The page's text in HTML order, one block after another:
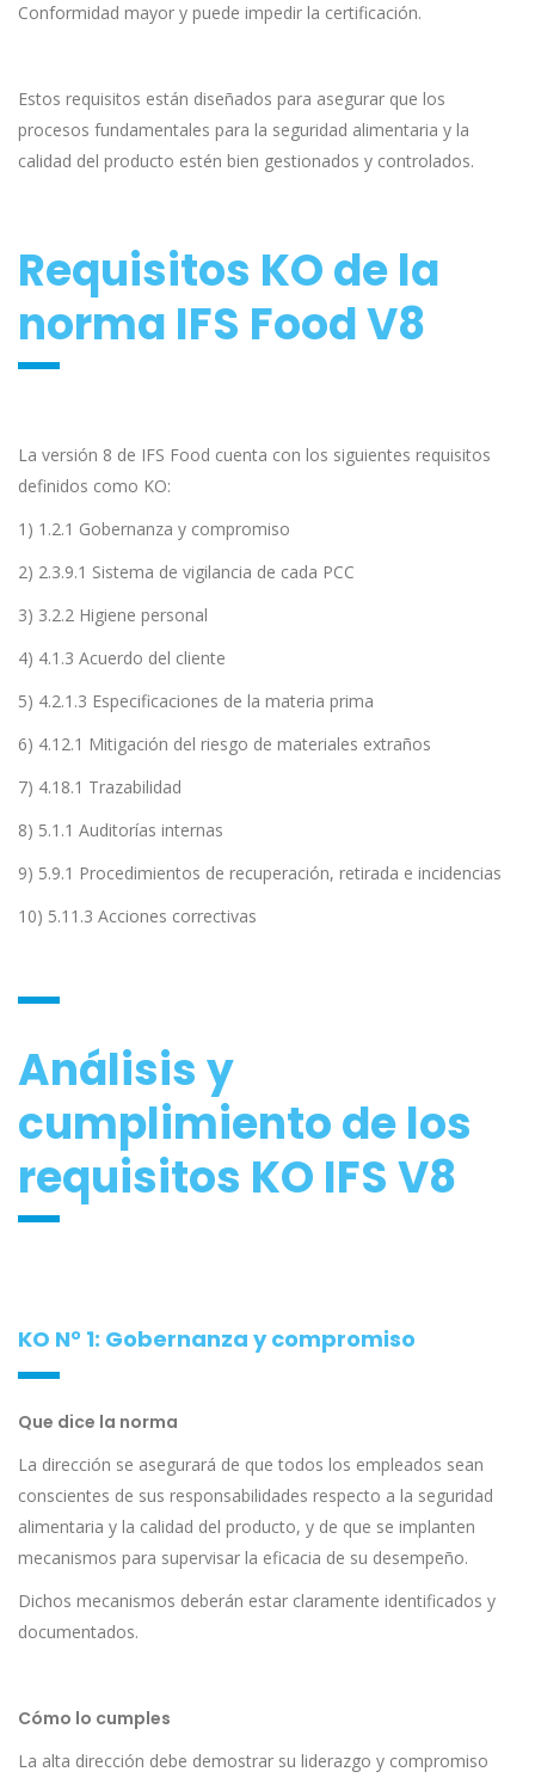
Conformidad mayor y puede impedir la certificación.
Estos requisitos están diseñados para asegurar que los
procesos fundamentales para la seguridad alimentaria y la
calidad del producto estén bien gestionados y controlados.
Requisitos KO de la
norma IFS Food V8
La versión 8 de IFS Food cuenta con los siguientes requisitos
definidos como KO:
1) 1.2.1 Gobernanza y compromiso
2) 2.3.9.1 Sistema de vigilancia de cada PCC
3) 3.2.2 Higiene personal
4) 4.1.3 Acuerdo del cliente
5) 4.2.1.3 Especificaciones de la materia prima
6) 4.12.1 Mitigación del riesgo de materiales extraños
7) 4.18.1 Trazabilidad
8) 5.1.1 Auditorías internas
9) 5.9.1 Procedimientos de recuperación, retirada e incidencias
10) 5.11.3 Acciones correctivas
Análisis y
cumplimiento de los
requisitos KO IFS V8
KO N° 1: Gobernanza y compromiso
Que dice la norma
La dirección se asegurará de que todos los empleados sean
conscientes de sus responsabilidades respecto a la seguridad
alimentaria y la calidad del producto, y de que se implanten
mecanismos para supervisar la eficacia de su desempeño.
Dichos mecanismos deberán estar claramente identificados y
documentados.
Cómo lo cumples
La alta dirección debe demostrar su liderazgo y compromiso